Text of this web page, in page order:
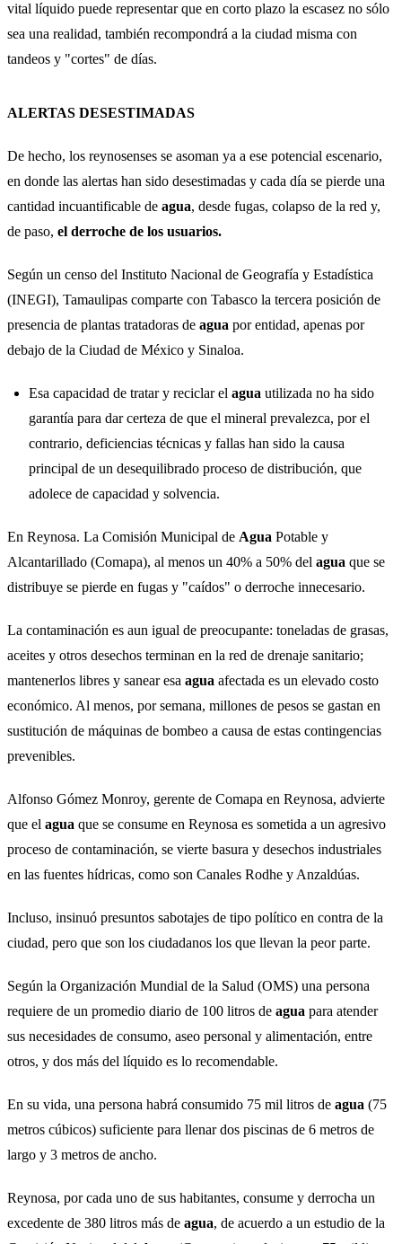
vital líquido puede representar que en corto plazo la escasez no sólo
sea una realidad, también recompondrá a la ciudad misma con
tandeos y "cortes" de días.
ALERTAS DESESTIMADAS
De hecho, los reynosenses se asoman ya a ese potencial escenario,
en donde las alertas han sido desestimadas y cada día se pierde una
cantidad incuantificable de agua, desde fugas, colapso de la red y,
de paso, el derroche de los usuarios.
Según un censo del Instituto Nacional de Geografía y Estadística
(INEGI), Tamaulipas comparte con Tabasco la tercera posición de
presencia de plantas tratadoras de agua por entidad, apenas por
debajo de la Ciudad de México y Sinaloa.
Esa capacidad de tratar y reciclar el agua utilizada no ha sido
garantía para dar certeza de que el mineral prevalezca, por el
contrario, deficiencias técnicas y fallas han sido la causa
principal de un desequilibrado proceso de distribución, que
adolece de capacidad y solvencia.
En Reynosa. La Comisión Municipal de Agua Potable y
Alcantarillado (Comapa), al menos un 40% a 50% del agua que se
distribuye se pierde en fugas y "caídos" o derroche innecesario.
La contaminación es aun igual de preocupante: toneladas de grasas,
aceites y otros desechos terminan en la red de drenaje sanitario;
mantenerlos libres y sanear esa agua afectada es un elevado costo
económico. Al menos, por semana, millones de pesos se gastan en
sustitución de máquinas de bombeo a causa de estas contingencias
prevenibles.
Alfonso Gómez Monroy, gerente de Comapa en Reynosa, advierte
que el agua que se consume en Reynosa es sometida a un agresivo
proceso de contaminación, se vierte basura y desechos industriales
en las fuentes hídricas, como son Canales Rodhe y Anzaldúas.
Incluso, insinuó presuntos sabotajes de tipo político en contra de la
ciudad, pero que son los ciudadanos los que llevan la peor parte.
Según la Organización Mundial de la Salud (OMS) una persona
requiere de un promedio diario de 100 litros de agua para atender
sus necesidades de consumo, aseo personal y alimentación, entre
otros, y dos más del líquido es lo recomendable.
En su vida, una persona habrá consumido 75 mil litros de agua (75
metros cúbicos) suficiente para llenar dos piscinas de 6 metros de
largo y 3 metros de ancho.
Reynosa, por cada uno de sus habitantes, consume y derrocha un
excedente de 380 litros más de agua, de acuerdo a un estudio de la